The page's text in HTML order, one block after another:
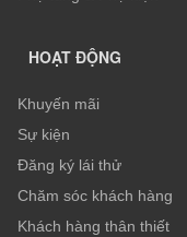
HOẠT ĐỘNG
Khuyến mãi
Sự kiện
Đăng ký lái thử
Chăm sóc khách hàng
Khách hàng thân thiết